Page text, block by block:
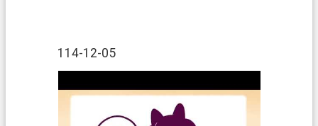
114-12-05